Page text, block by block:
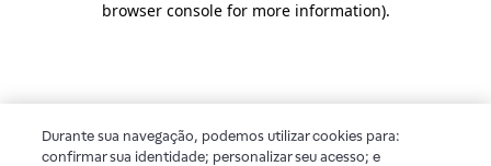
browser console for more information).
Durante sua navegação, podemos utilizar cookies para:
confirmar sua identidade; personalizar seu acesso; e